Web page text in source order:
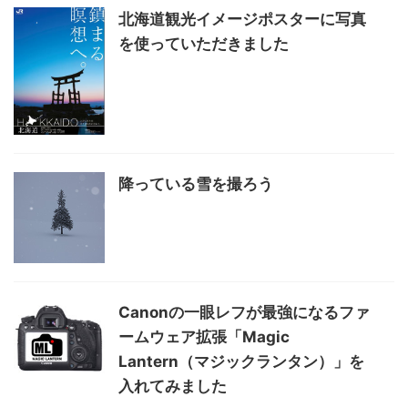
北海道観光イメージポスターに写真
を使っていただきました
降っている雪を撮ろう
Canonの一眼レフが最強になるファ
ームウェア拡張「Magic
Lantern（マジックランタン）」を
入れてみました